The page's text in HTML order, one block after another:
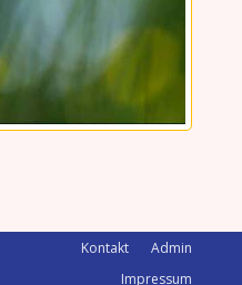
Admin
Kontakt
Impressum